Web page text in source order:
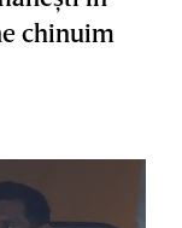
chinuim